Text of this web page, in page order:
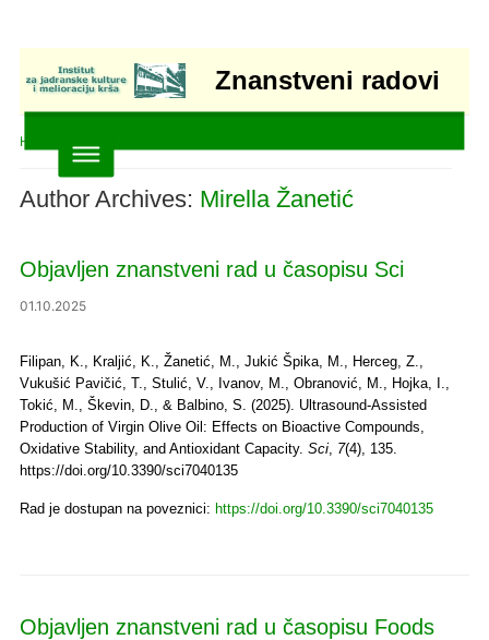
Znanstveni radovi
Home
Author Archives: Mirella Žanetić
Objavljen znanstveni rad u časopisu Sci
01.10.2025
Filipan, K., Kraljić, K., Žanetić, M., Jukić Špika, M., Herceg, Z.,
Vukušić Pavičić, T., Stulić, V., Ivanov, M., Obranović, M., Hojka, I.,
Tokić, M., Škevin, D., & Balbino, S. (2025). Ultrasound-Assisted
Production of Virgin Olive Oil: Effects on Bioactive Compounds,
Oxidative Stability, and Antioxidant Capacity. Sci, 7(4), 135.
https://doi.org/10.3390/sci7040135
Rad je dostupan na poveznici: https://doi.org/10.3390/sci7040135
Objavljen znanstveni rad u časopisu Foods